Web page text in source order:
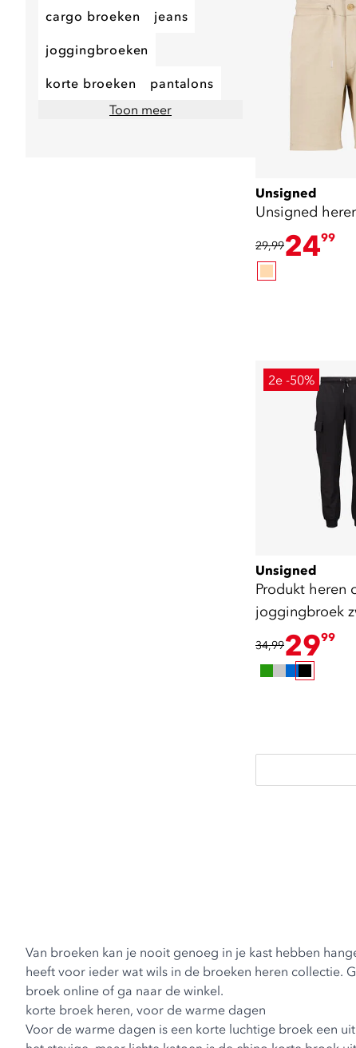
cargo broeken jeans
joggingbroeken
korte broeken
pantalons
Toon meer
Unsigned
Unsigned
29,992499
2e -50%
Unsigned
Produkt heren
joggingbroek
34,992999
Van broeken kan je nooit genoeg in je kast hebben
heeft voor ieder wat wils in de broeken heren collectie.
broek online of ga naar de winkel.
korte broek heren, voor de warme dagen
Voor de warme dagen is een korte luchtige broek een